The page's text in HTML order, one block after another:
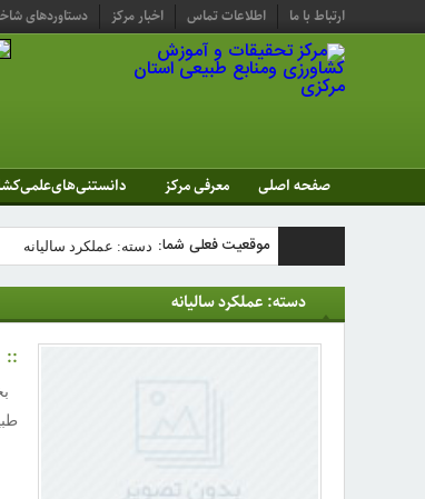
ارتباط با ما اطلاعات تماس اخبار مرکز دستاوردهای
صفحه اصلی معرفی مرکز
مرکز
تحقیقات و
موقعیت فعلی شما: دسته: عملکرد سالیانه
دسته: عملکرد سالیانه